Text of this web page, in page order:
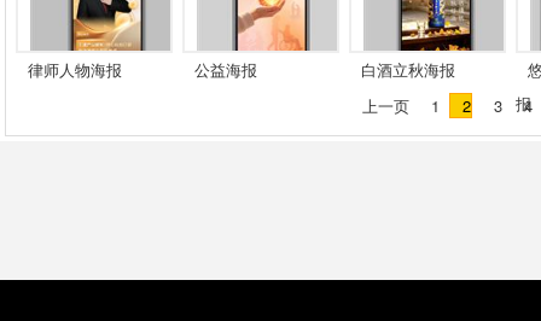
律师人物海报 公益海报 白酒立秋海报
报
上一页 1 2 3 4